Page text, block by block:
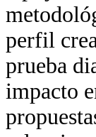
perfil
prueba
impacto